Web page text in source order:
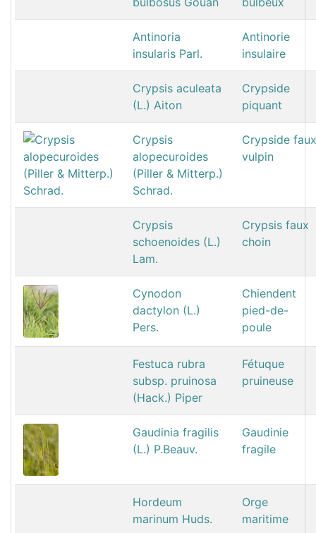
Antinoria
insularis Parl.
Antinorie
insulaire
Crypsis aculeata
(L.) Aiton
Crypside
piquant
Crypsis
alopecuroides
(Piller & Mitterp.)
Schrad.
Crypside faux
vulpin
Crypsis
schoenoides (L.)
Lam.
Crypsis faux
choin
Cynodon
dactylon (L.)
Pers.
Chiendent
pied-de-
poule
Festuca rubra
subsp. pruinosa
(Hack.) Piper
Fétuque
pruineuse
Gaudinia fragilis
(L.) P.Beauv.
Gaudinie
fragile
Hordeum
marinum Huds.
Orge
maritime